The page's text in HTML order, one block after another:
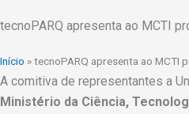
tecnoPARQ apresenta ao MCTI
Início »tecnoPARQ apresenta ao MCTI
A comitiva de representantes a
Ministério da Ciência,